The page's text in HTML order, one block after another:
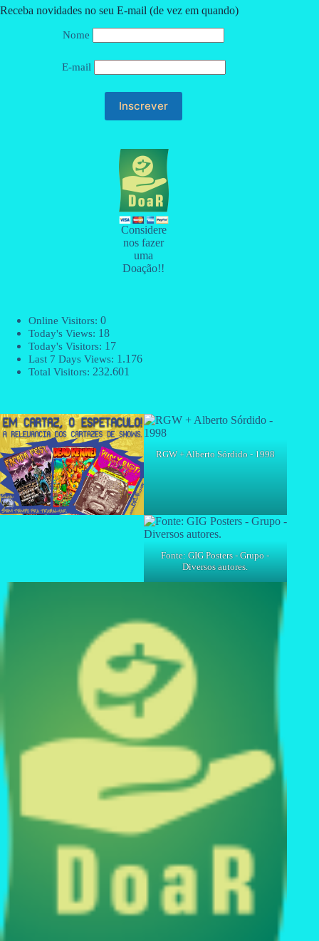
Receba novidades no seu E-mail (de vez em quando)
Nome
E-mail
Considere
nos fazer
uma
Doação!!
Online Visitors: 0
Today's Views: 18
Today's Visitors: 17
Last 7 Days Views: 1.176
Total Visitors: 232.601
RGW + Alberto Sórdido - 1998
Fonte: GIG Posters - Grupo -
Diversos autores.